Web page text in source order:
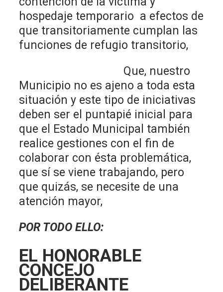
hospedaje temporario a efectos de
que transitoriamente cumplan las
funciones de refugio transitorio,
Que, nuestro
Municipio no es ajeno a toda esta
situación y este tipo de iniciativas
deben ser el puntapié inicial para
que el Estado Municipal también
realice gestiones con el fin de
colaborar con ésta problemática,
que sí se viene trabajando, pero
que quizás, se necesite de una
atención mayor,
POR TODO ELLO:
EL HONORABLE
CONCEJO
DELIBERANTE